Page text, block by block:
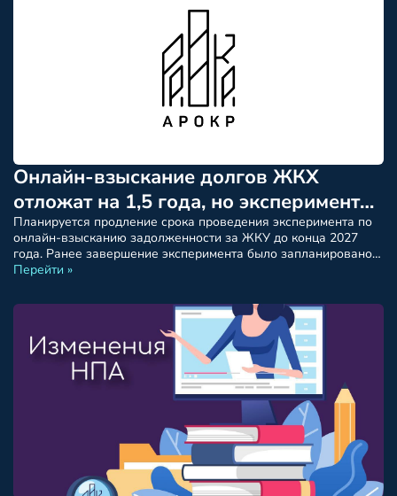
ремонта общего имущества выступила Анна Ивановна
Мамонова, исполнительный […]
Онлайн-взыскание долгов ЖКХ
отложат на 1,5 года, но эксперимент
расширят.
Планируется продление срока проведения эксперимента по
онлайн-взысканию задолженности за ЖКУ до конца 2027
года. Ранее завершение эксперимента было запланировано
на 30 июня 2026 года. Проект соответствующего
России: https://regulation.gov.ru/projects/168080/ Базовый
механизм эксперимента Эксперимент предполагает
взаимодействие государственных информационных систем —
ГИС ЖКХ, ГАС «Правосудие» и Единого портала
государственных услуг (ЕПГУ) — при подаче мировым судьям
Перейти »